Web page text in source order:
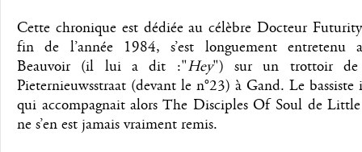
Cette chronique est dédiée au célèbre Docteur
fin de l’année 1984, s’est longuement entretenu
Beauvoir (il lui a dit :"Hey") sur un trottoir
Pieternieuwsstraat (devant le n°23) à Gand. Le bassiste
qui accompagnait alors The Disciples Of Soul de
ne s’en est jamais vraiment remis.